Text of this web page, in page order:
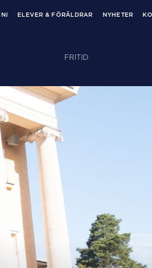
ELEVER & FÖRÄLDRAR NYHETER
FRITID